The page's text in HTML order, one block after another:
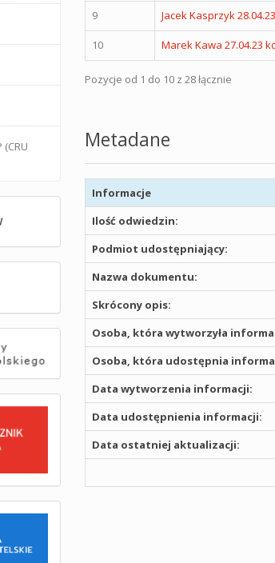
9 Jacek Kasprzyk
10 Marek Kawa 27.04.23
Pozycje od 1 do 10 z 28 łącznie
Metadane
Informacje
Ilość odwiedzin:
Podmiot udostępniający:
Nazwa dokumentu:
Skrócony opis:
Osoba, która wytworzyła
Osoba, która udostępnia
Data wytworzenia informacji:
Data udostępnienia informacji:
Data ostatniej aktualizacji: